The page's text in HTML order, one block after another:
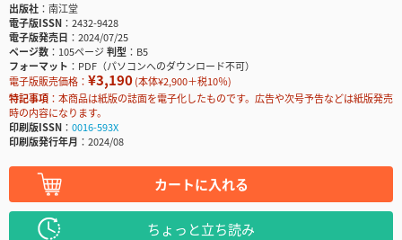
出版社
南江堂
電子版ISSN
2432-9428
電子版発売日
2024/07/25
ページ数
105ページ判型
B5
フォーマット
PDF（パソコンへのダウンロード不可）
電子版販売価格： ¥3,190(本体¥2,900＋税10％)
特記事項
本商品は紙版の誌面を電子化したものです。広告や次号予告などは紙版発売
時の内容になります。
印刷版ISSN
0016-593X
印刷版発行年月
2024/08
カートに入れる
ちょっと立ち読み